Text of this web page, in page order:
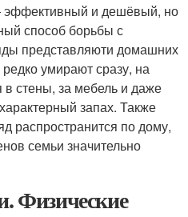
и дешёвый, но
способ борьбы с
представляюти домашних
умирают сразу, на
в стены, за мебель и даже
запах. Также
распространится по дому,
семьи значительно
Физические